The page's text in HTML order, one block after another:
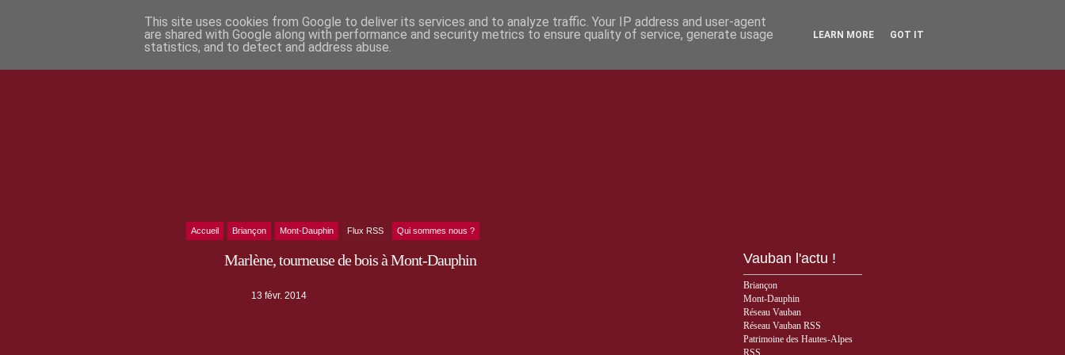
Accueil Briançon Mont-Dauphin Flux RSS Qui sommes nous ?
Marlène, tourneuse de bois à Mont-Dauphin
13 févr. 2014
Vauban l'actu !
Briançon
Mont-Dauphin
Réseau Vauban
Réseau Vauban RSS
Patrimoine des Hautes-Alpes
RSS
This site uses cookies from Google to deliver its services and to analyze traffic. Your IP address and user-agent
are shared with Google along with performance and security metrics to ensure quality of service, generate usage
statistics, and to detect and address abuse.
LEARN MORE GOT IT